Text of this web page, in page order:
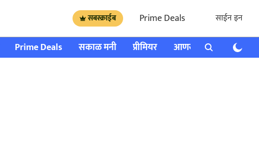
सबस्क्राईब Prime Deals साईन इन
Prime Deals सकाळ मनी प्रीमियर आणखी राशी भविष्य